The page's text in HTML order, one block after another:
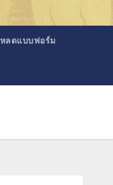
ลดแบบฟอร์ม